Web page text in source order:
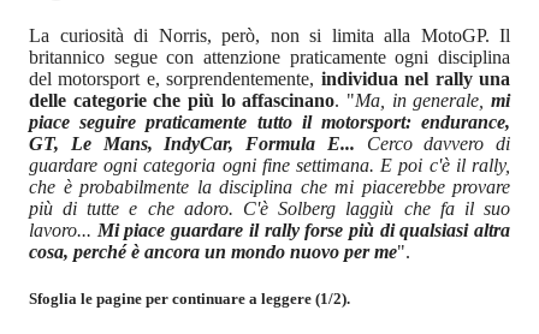
La curiosità di Norris, però, non si limita alla MotoGP. Il
britannico segue con attenzione praticamente ogni disciplina
del motorsport e, sorprendentemente, individua nel rally una
delle categorie che più lo affascinano. "Ma, in generale,mi
piace seguire praticamente tutto il motorsport: endurance,
GT, Le Mans, IndyCar, Formula E... Cerco davvero di
guardare ogni categoria ogni fine settimana. E poi c'è il rally,
che è probabilmente la disciplina che mi piacerebbe provare
più di tutte e che adoro. C'è Solberg laggiù che fa il suo
lavoro... Mi piace guardare il rally forse più di qualsiasi altra
cosa, perché è ancora un mondo nuovo per me".
Sfoglia le pagine per continuare a leggere (1/2).